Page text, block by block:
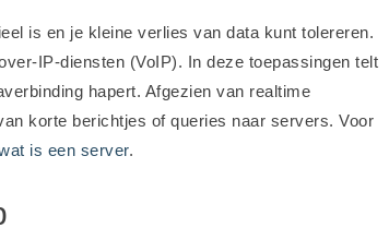
is en je kleine verlies van data kunt tolereren.
IP-diensten (VoIP). In deze toepassingen telt
hapert. Afgezien van realtime
korte berichtjes of queries naar servers. Voor
is een server.